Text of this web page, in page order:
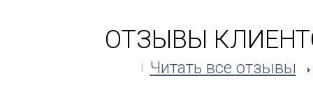
ОТЗЫВЫ
Читать все отзывы